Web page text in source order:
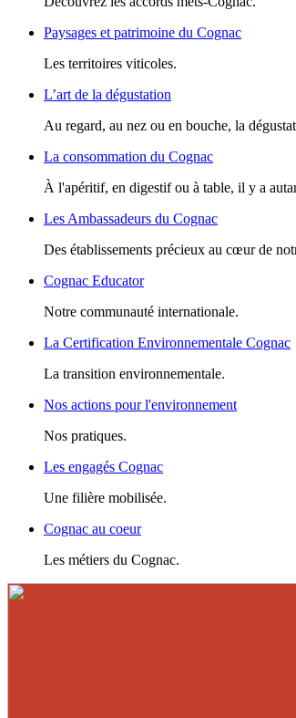
Paysages et patrimoine du Cognac
Les territoires viticoles.
L’art de la dégustation
Au regard, au nez ou en bouche, la
La consommation du Cognac
À l'apéritif, en digestif ou à table, il y a
Les Ambassadeurs du Cognac
Des établissements précieux au cœur de
Cognac Educator
Notre communauté internationale.
La Certification Environnementale Cognac
La transition environnementale.
Nos actions pour l'environnement
Nos pratiques.
Les engagés Cognac
Une filière mobilisée.
Cognac au coeur
Les métiers du Cognac.